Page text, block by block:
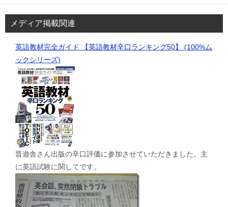
メディア掲載関連
英語教材完全ガイド 【英語教材辛口ランキング50】 (100%ム
ックシリーズ)
晋遊舎さん出版の辛口評価に参加させていただきました。主
に英語試験に関してです。